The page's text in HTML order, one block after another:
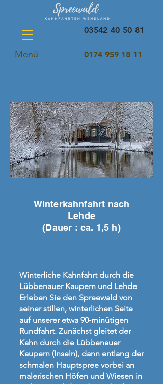
Menü
03542 40 50 81
0174 959 18 11
Winterkahnfahrt nach
Lehde
(Dauer : ca. 1,5 h)
Winterliche Kahnfahrt durch die
Lübbenauer Kaupern und Lehde
Erleben Sie den Spreewald von
seiner stillen, winterlichen Seite
auf unserer etwa 90‑minütigen
Rundfahrt. Zunächst gleitet der
Kahn durch die Lübbenauer
Kaupern (Inseln), dann entlang der
schmalen Hauptspree vorbei an
malerischen Höfen und Wiesen in